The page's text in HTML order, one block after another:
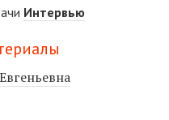
Интервью